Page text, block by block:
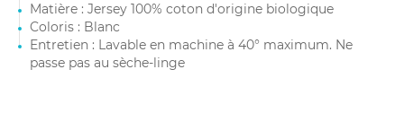
Matière : Jersey 100% coton d'origine biologique
Coloris : Blanc
Entretien : Lavable en machine à 40° maximum. Ne
passe pas au sèche-linge